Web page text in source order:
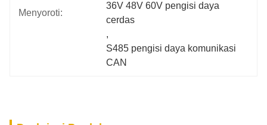
Menyoroti:
36V 48V 60V pengisi daya
cerdas
,
S485 pengisi daya komunikasi
CAN